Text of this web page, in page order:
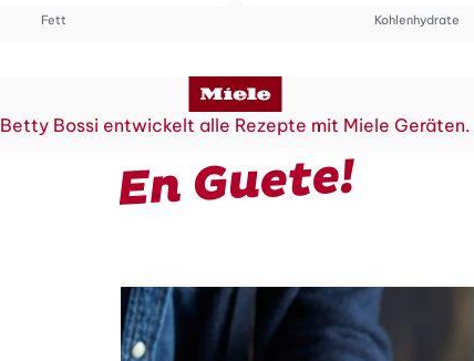
Fett Kohlenhydrate
Betty Bossi entwickelt alle Rezepte mit Miele Geräten.
En Guete!